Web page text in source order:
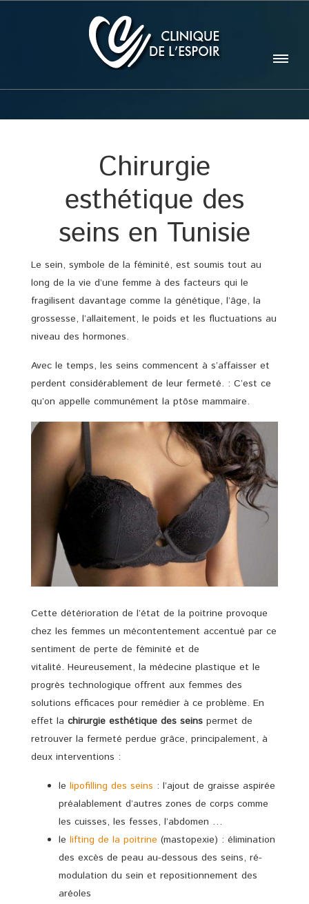
Chirurgie
esthétique des
seins en Tunisie
Le sein, symbole de la féminité, est soumis tout au
long de la vie d’une femme à des facteurs qui le
fragilisent davantage comme la génétique, l’âge, la
grossesse, l’allaitement, le poids et les fluctuations au
niveau des hormones.
Avec le temps, les seins commencent à s’affaisser et
perdent considérablement de leur fermeté. : C’est ce
qu’on appelle communément la ptôse mammaire.
Cette détérioration de l’état de la poitrine provoque
chez les femmes un mécontentement accentué par ce
sentiment de perte de féminité et de
vitalité. Heureusement, la médecine plastique et le
progrès technologique offrent aux femmes des
solutions efficaces pour remédier à ce problème. En
effet la chirurgie esthétique des seins permet de
retrouver la fermeté perdue grâce, principalement, à
deux interventions :
le lipofilling des seins : l’ajout de graisse aspirée
préalablement d’autres zones de corps comme
les cuisses, les fesses, l’abdomen …
le lifting de la poitrine (mastopexie) : élimination
des excès de peau au-dessous des seins, ré-
modulation du sein et repositionnement des
aréoles